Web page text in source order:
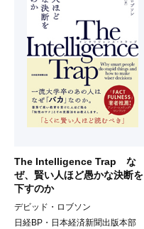
The Intelligence Trap な
ぜ、賢い人ほど愚かな決断を
下すのか
デビッド・ロブソン
日経BP・日本経済新聞出版本部